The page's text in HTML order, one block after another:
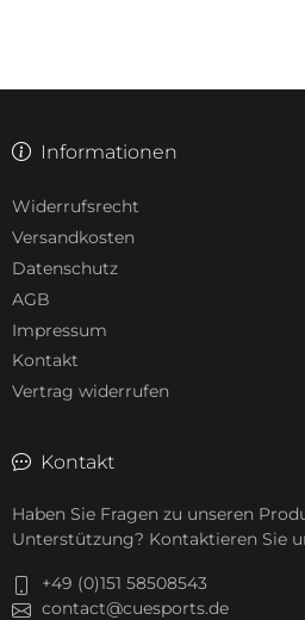
Informationen
Widerrufsrecht
Versandkosten
Datenschutz
AGB
Impressum
Kontakt
Vertrag widerrufen
Kontakt
Haben Sie Fragen zu unseren
Unterstützung? Kontaktieren Sie
+49 (0)151 58508543
contact@cuesports.de